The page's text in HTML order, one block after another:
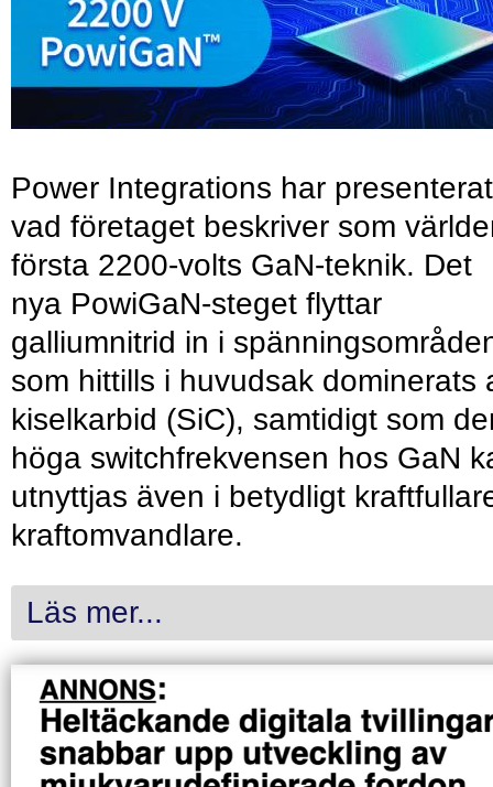
Power Integrations har presenterat
vad företaget beskriver som
första 2200-volts GaN-teknik. Det
nya PowiGaN-steget flyttar
galliumnitrid in i
som hittills i huvudsak dominerats
kiselkarbid (SiC), samtidigt som
höga switchfrekvensen hos GaN
utnyttjas även i betydligt
kraftomvandlare.
Läs mer...